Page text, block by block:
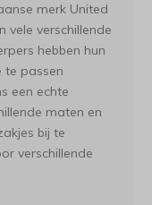
merk United
vele verschillende
hebben hun
te passen
een echte
maten en
bij te
verschillende